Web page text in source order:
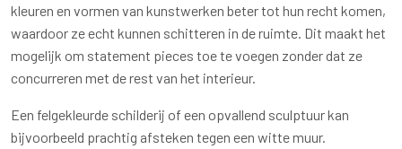
kleuren en vormen van kunstwerken beter tot hun recht komen,
waardoor ze echt kunnen schitteren in de ruimte. Dit maakt het
mogelijk om statement pieces toe te voegen zonder dat ze
concurreren met de rest van het interieur.
Een felgekleurde schilderij of een opvallend sculptuur kan
bijvoorbeeld prachtig afsteken tegen een witte muur.